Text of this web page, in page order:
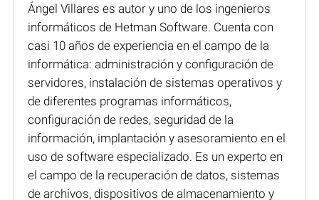
Ángel Villares es autor y uno de los ingenieros
informáticos de Hetman Software. Cuenta con
casi 10 años de experiencia en el campo de la
informática: administración y configuración de
servidores, instalación de sistemas operativos y
de diferentes programas informáticos,
configuración de redes, seguridad de la
información, implantación y asesoramiento en el
uso de software especializado. Es un experto en
el campo de la recuperación de datos, sistemas
de archivos, dispositivos de almacenamiento y